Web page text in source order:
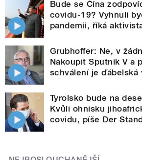
Bude se Čína
covidu-19? Vyhnuli
pandemii, říká
Grubhoffer: Ne, v
Nakoupit Sputnik V a
schválení je ďábelská
Tyrolsko bude na
Kvůli ohnisku
covidu, píše Der